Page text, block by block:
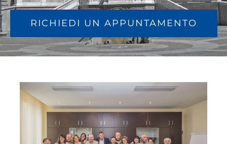
RICHIEDI UN APPUNTAMENTO